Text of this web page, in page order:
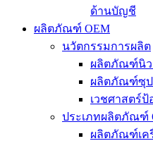
ด้านบัญชี
ผลิตภัณฑ์ OEM
นวัตกรรมการผลิต
ผลิตภัณฑ์นิว
ผลิตภัณฑ์ซุป
เวชศาสตร์ป้
ประเภทผลิตภัณฑ์
ผลิตภัณฑ์เค